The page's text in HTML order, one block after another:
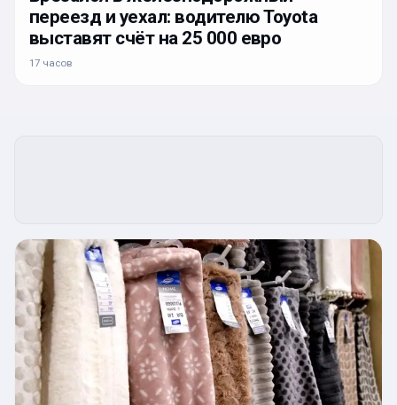
переезд и уехал: водителю Toyota
выставят счёт на 25 000 евро
17 часов